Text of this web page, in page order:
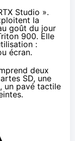
Studio ».
la
goût du jour
900. Elle
:
écran.
deux
SD, une
un pavé tactile